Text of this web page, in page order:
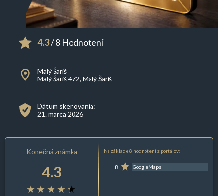
4.3/ 8 Hodnotení
Malý Šariš
Malý Šariš 472, Malý Šariš
Dátum skenovania:
21. marca 2026
Konečná známka
4.3
Na základe 8 hodnotení z portálov:
8 GoogleMaps